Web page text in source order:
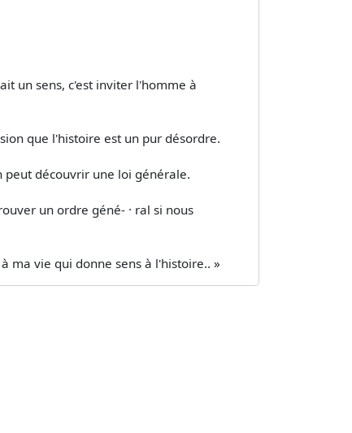
un sens, c'est inviter l'homme à
que l'histoire est un pur désordre.
peut découvrir une loi générale.
un ordre géné- · ral si nous
ma vie qui donne sens à l'histoire.. »